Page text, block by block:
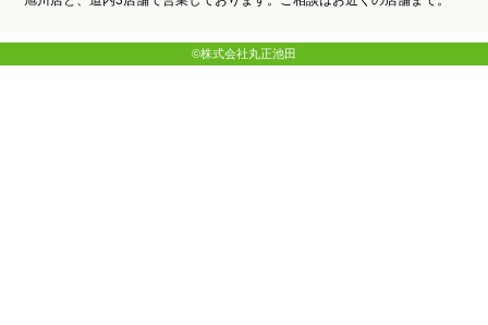
©株式会社丸正池田